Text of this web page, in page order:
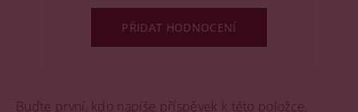
Buďte první, kdo napíše příspěvek k této položce.
PŘIDAT HODNOCENÍ